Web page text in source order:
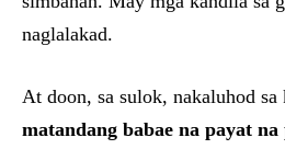
naglalakad.
At doon, sa sulok, nakaluhod
matandang babae na payat